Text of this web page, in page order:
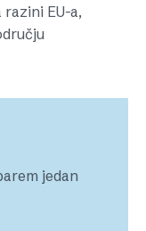
EU-a,
jedan